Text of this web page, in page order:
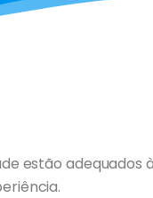
estão adequados